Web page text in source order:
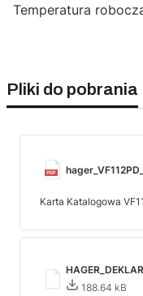
Temperatura
Pliki do pobrania
Karta Katalogowa
188.64 kB